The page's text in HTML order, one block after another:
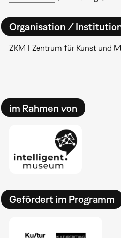
Organisation /
ZKM | Zentrum für Kunst und
im Rahmen von
Gefördert im Programm